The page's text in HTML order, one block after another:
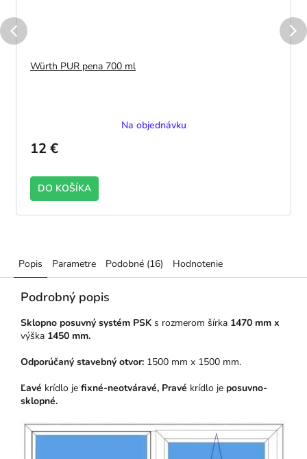
Würth PUR pena 700 ml
Na objednávku
12 €
DO KOŠÍKA
Popis Parametre Podobné (16) Hodnotenie
Podrobný popis
Sklopno posuvný systém PSK s rozmerom šírka 1470 mm x
výška 1450 mm.
Odporúčaný stavebný otvor: 1500 mm x 1500 mm.
Ľavé krídlo je fixné-neotváravé, Pravé krídlo je posuvno-
sklopné.